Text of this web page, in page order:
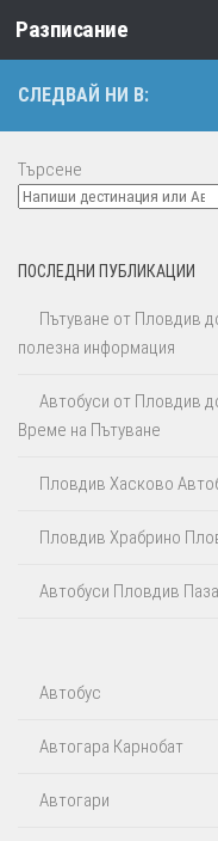
Към съдържанието
Разписание
СЛЕДВАЙ НИ В:
Търсене
ПОСЛЕДНИ ПУБЛИКАЦИИ
Пътуване от Пловдив
полезна информация
Автобуси от Пловдив
Време на Пътуване
Пловдив Хасково
Пловдив Храбрино
Автобуси Пловдив
Автобус
Автогара Карнобат
Автогари